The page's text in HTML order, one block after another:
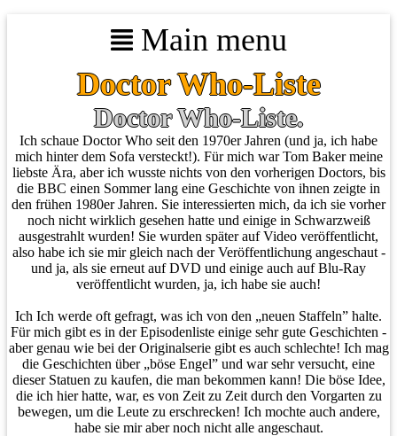
Main menu
Doctor Who-Liste
Doctor Who-Liste.
Ich schaue Doctor Who seit den 1970er Jahren (und ja, ich habe
mich hinter dem Sofa versteckt!). Für mich war Tom Baker meine
liebste Ära, aber ich wusste nichts von den vorherigen Doctors, bis
die BBC einen Sommer lang eine Geschichte von ihnen zeigte in
den frühen 1980er Jahren. Sie interessierten mich, da ich sie vorher
noch nicht wirklich gesehen hatte und einige in Schwarzweiß
ausgestrahlt wurden! Sie wurden später auf Video veröffentlicht,
also habe ich sie mir gleich nach der Veröffentlichung angeschaut -
und ja, als sie erneut auf DVD und einige auch auf Blu-Ray
veröffentlicht wurden, ja, ich habe sie auch!
Ich Ich werde oft gefragt, was ich von den „neuen Staffeln” halte.
Für mich gibt es in der Episodenliste einige sehr gute Geschichten -
aber genau wie bei der Originalserie gibt es auch schlechte! Ich mag
die Geschichten über „böse Engel” und war sehr versucht, eine
dieser Statuen zu kaufen, die man bekommen kann! Die böse Idee,
die ich hier hatte, war, es von Zeit zu Zeit durch den Vorgarten zu
bewegen, um die Leute zu erschrecken! Ich mochte auch andere,
habe sie mir aber noch nicht alle angeschaut.